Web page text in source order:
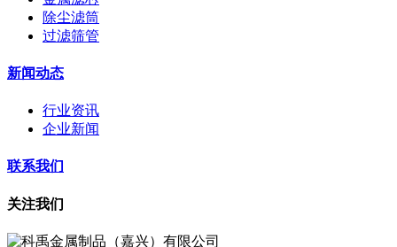
除尘滤筒
过滤筛管
新闻动态
行业资讯
企业新闻
联系我们
关注我们